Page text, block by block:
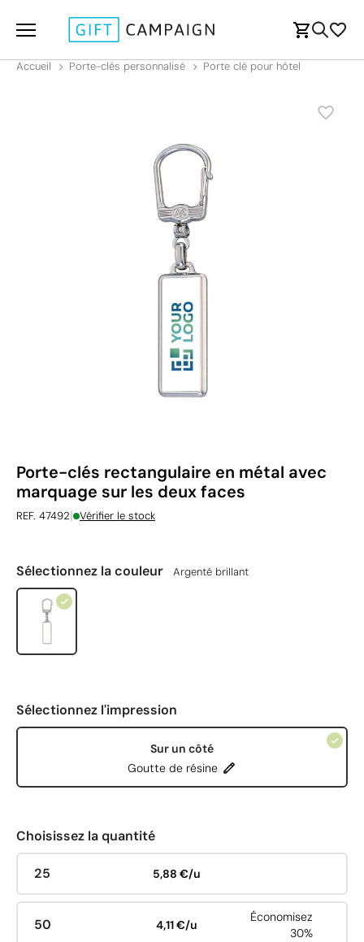
Accueil Porte-clés personnalisé Porte clé pour hôtel
Porte-clés rectangulaire en métal avec
marquage sur les deux faces
REF. 47492| Vérifier le stock
Sélectionnez la couleur Argenté brillant
Sélectionnez l'impression
Sur un côté
Goutte de résine
Choisissez la quantité
25 5,88 €/u
50 4,11 €/u
Économisez
30%